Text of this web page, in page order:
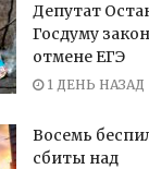
Депутат
Госдуму
отмене ЕГЭ
1 ДЕНЬ НАЗАД
Восемь
сбиты над